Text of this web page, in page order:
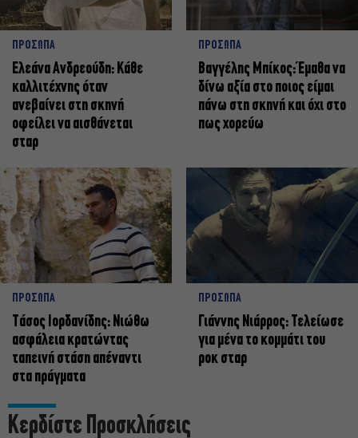
ΠΡΟΣΩΠΑ
Ελεάνα Ανδρεούδη: Κάθε
καλλιτέχνης όταν
ανεβαίνει στη σκηνή
οφείλει να αισθάνεται
σταρ
ΠΡΟΣΩΠΑ
Βαγγέλης Μπίκος: Έμαθα να
δίνω αξία στο ποιος είμαι
πάνω στη σκηνή και όχι στο
πως χορεύω
ΠΡΟΣΩΠΑ
Tάσος Ιορδανίδης: Νιώθω
ασφάλεια κρατώντας
ταπεινή στάση απέναντι
στα πράγματα
ΠΡΟΣΩΠΑ
Γιάννης Νιάρρος: Τελείωσε
για μένα το κομμάτι του
ροκ σταρ
Κερδίστε Προσκλήσεις